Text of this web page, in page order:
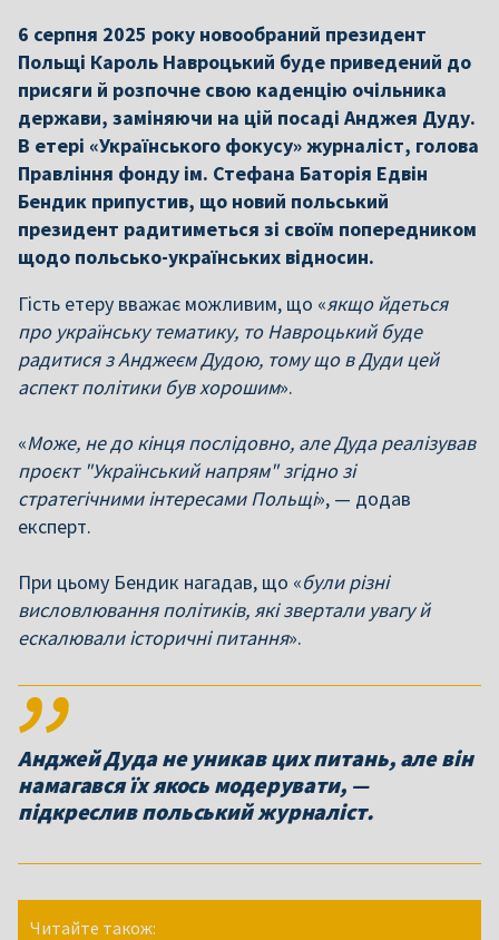
6 серпня 2025 року новообраний президент
Польщі Кароль Навроцький буде приведений до
присяги й розпочне свою каденцію очільника
держави, заміняючи на цій посаді Анджея Дуду.
В етері «Українського фокусу» журналіст, голова
Правління фонду ім. Стефана Баторія Едвін
Бендик припустив, що новий польський
президент радитиметься зі своїм попередником
щодо польсько-українських відносин.
Гість етеру вважає можливим, що «якщо йдеться
про українську тематику, то Навроцький буде
радитися з Анджеєм Дудою, тому що в Дуди цей
аспект політики був хорошим».
«Може, не до кінця послідовно, але Дуда реалізував
проєкт "Український напрям" згідно зі
стратегічними інтересами Польщі», — додав
експерт.
При цьому Бендик нагадав, що «були різні
висловлювання політиків, які звертали увагу й
ескалювали історичні питання».
Анджей Дуда не уникав цих питань, але він
намагався їх якось модерувати, —
підкреслив польський журналіст.
Читайте також: